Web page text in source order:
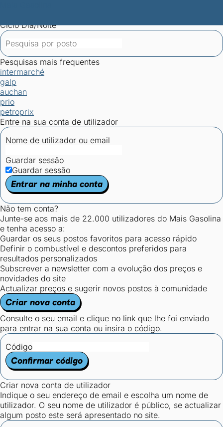
Ciclo Dia/Noite
Pesquisas mais frequentes
intermarché
galp
auchan
prio
petroprix
Entre na sua conta de utilizador
Nome de utilizador ou email
Guardar sessão
Guardar sessão
Entrar na minha conta
Não tem conta?
Junte-se aos mais de 22.000 utilizadores do Mais Gasolina
e tenha acesso a:
Guardar os seus postos favoritos para acesso rápido
Definir o combustível e descontos preferidos para
resultados personalizados
Subscrever a newsletter com a evolução dos preços e
novidades do site
Actualizar preços e sugerir novos postos à comunidade
Criar nova conta
Consulte o seu email e clique no link que lhe foi enviado
para entrar na sua conta ou insira o código.
Código
Confirmar código
Criar nova conta de utilizador
Indique o seu endereço de email e escolha um nome de
utilizador. O seu nome de utilizador é público, se actualizar
algum posto este será apresentado no site.